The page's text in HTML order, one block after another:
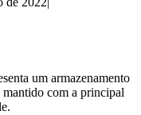
um armazenamento
com a principal